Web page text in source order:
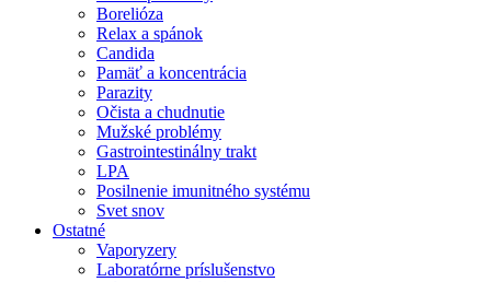
Borelióza
Relax a spánok
Candida
Pamäť a koncentrácia
Parazity
Očista a chudnutie
Mužské problémy
Gastrointestinálny trakt
LPA
Posilnenie imunitného systému
Svet snov
Ostatné
Vaporyzery
Laboratórne príslušenstvo